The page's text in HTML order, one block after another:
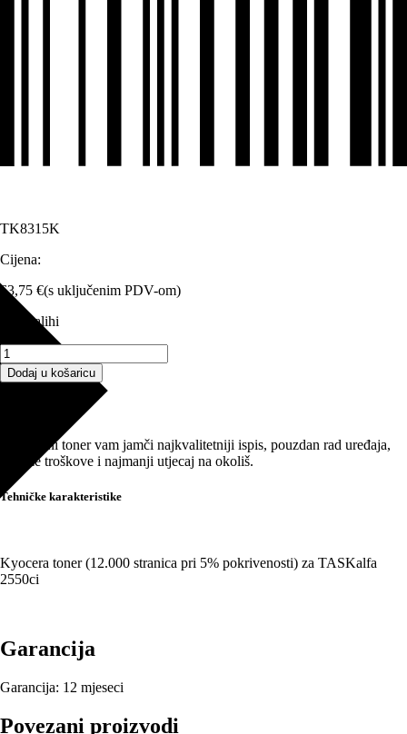
TK8315K
Cijena:
63,75 €(s uključenim PDV-om)
5 na zalihi
TK-
8315K
-
stranica
količina
Dodaj u košaricu
Originalni toner vam jamči najkvalitetniji ispis, pouzdan rad uređaja,
najniže troškove i najmanji utjecaj na okoliš.
Tehničke karakteristike
Kyocera toner (12.000 stranica pri 5% pokrivenosti) za TASKalfa
2550ci
Garancija
Garancija: 12 mjeseci
Povezani proizvodi